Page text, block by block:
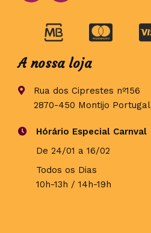
A nossa loja
Rua dos Ciprestes nº156
2870-450 Montijo Portugal
Hórário Especial Carnval
De 24/01 a 16/02
Todos os Dias
10h-13h / 14h-19h